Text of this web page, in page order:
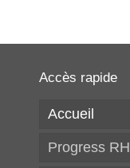
Accès rapide
Accueil
Progress RH